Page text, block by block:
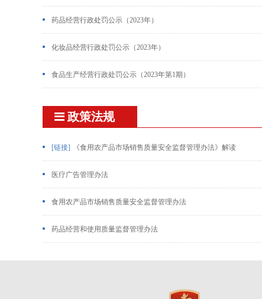
药品经营行政处罚公示（2023年）
化妆品经营行政处罚公示（2023年）
食品生产经营行政处罚公示（2023年第1期）
政策法规
[链接] 《食用农产品市场销售质量安全监督管理办法》解读
医疗广告管理办法
食用农产品市场销售质量安全监督管理办法
药品经营和使用质量监督管理办法